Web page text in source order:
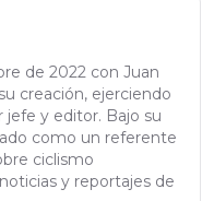
de 2022 con Juan
creación, ejerciendo
y editor. Bajo su
como un referente
ciclismo
y reportajes de